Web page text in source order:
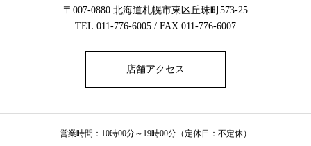
〒007-0880 北海道札幌市東区丘珠町573-25
TEL.011-776-6005 / FAX.011-776-6007
店舗アクセス
営業時間：10時00分～19時00分（定休日：不定休）